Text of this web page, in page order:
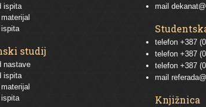
ispita
ispita
studij
nastave
ispita
ispita
mail
telefon +387
telefon +387
telefon +387
mail
Knjižnica